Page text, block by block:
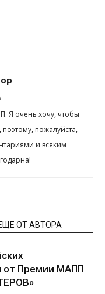
Я очень хочу, чтобы
пожалуйста,
и всяким
ОТ АВТОРА
от Премии МАПП